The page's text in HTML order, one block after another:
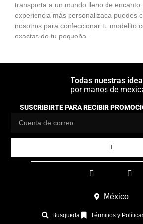
transporta a un mundo lleno de
experiencia más personalizada puedes
nosotros para confeccionar tu modelito
exactas de tu pequeña.
Todas nuestras
por manos de
SUSCRIBIRTE PARA RECIBIR
México
Busqueda Términos y